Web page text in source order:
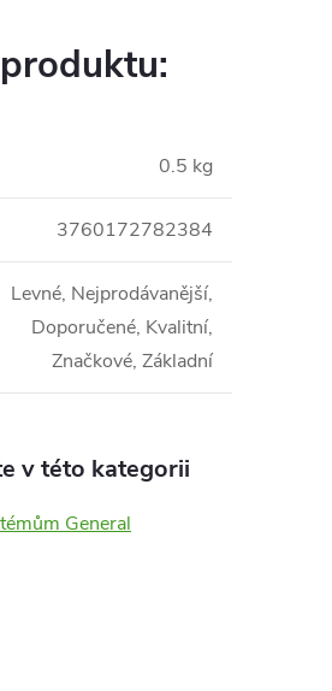
0.5 kg
3760172782384
Levné, Nejprodávanější,
Doporučené, Kvalitní,
Značkové, Základní
v této kategorii
General